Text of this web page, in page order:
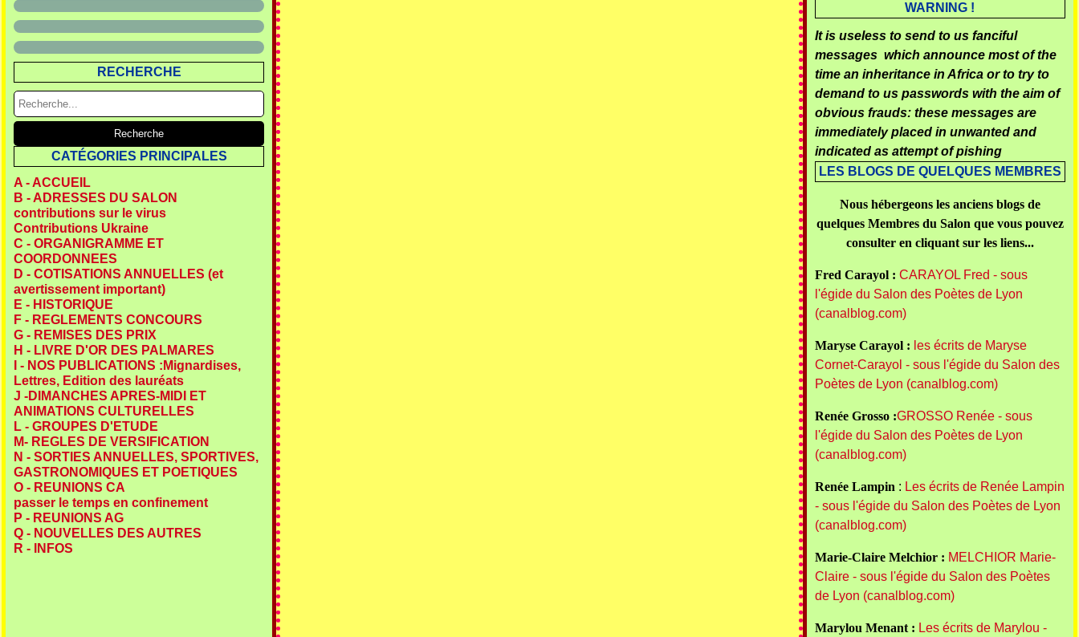
RECHERCHE
CATÉGORIES PRINCIPALES
A - ACCUEIL
B - ADRESSES DU SALON
contributions sur le virus
Contributions Ukraine
C - ORGANIGRAMME ET
COORDONNEES
D - COTISATIONS ANNUELLES (et
avertissement important)
E - HISTORIQUE
F - REGLEMENTS CONCOURS
G - REMISES DES PRIX
H - LIVRE D'OR DES PALMARES
I - NOS PUBLICATIONS :Mignardises,
Lettres, Edition des lauréats
J -DIMANCHES APRES-MIDI ET
ANIMATIONS CULTURELLES
L - GROUPES D'ETUDE
M- REGLES DE VERSIFICATION
N - SORTIES ANNUELLES, SPORTIVES,
GASTRONOMIQUES ET POETIQUES
O - REUNIONS CA
passer le temps en confinement
P - REUNIONS AG
Q - NOUVELLES DES AUTRES
R - INFOS
WARNING !
It is useless to send to us fanciful
messages which announce most of the
time an inheritance in Africa or to try to
demand to us passwords with the aim of
obvious frauds: these messages are
immediately placed in unwanted and
indicated as attempt of pishing
LES BLOGS DE QUELQUES MEMBRES
Nous hébergeons les anciens blogs de
quelques Membres du Salon que vous pouvez
consulter en cliquant sur les liens...
Fred Carayol : CARAYOL Fred - sous
l'égide du Salon des Poètes de Lyon
(canalblog.com)
Maryse Carayol : les écrits de Maryse
Cornet-Carayol - sous l'égide du Salon des
Poètes de Lyon (canalblog.com)
Renée Grosso :GROSSO Renée - sous
l'égide du Salon des Poètes de Lyon
(canalblog.com)
Renée Lampin : Les écrits de Renée Lampin
- sous l'égide du Salon des Poètes de Lyon
(canalblog.com)
Marie-Claire Melchior : MELCHIOR Marie-
Claire - sous l'égide du Salon des Poètes
de Lyon (canalblog.com)
Marylou Menant : Les écrits de Marylou -